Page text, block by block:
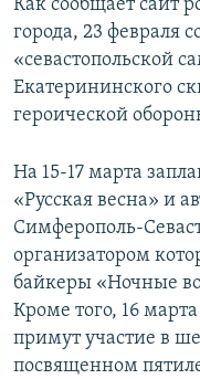
Как сообщает сайт
города, 23 февраля
«севастопольской
Екатерининского
героической
На 15-17 марта
«Русская весна» и
Симферополь-
организатором
байкеры «Ночные
Кроме того, 16
примут участие в
посвященном